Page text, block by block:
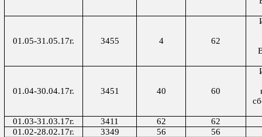
01.05-31.05.17г. 3455 4 62
01.04-30.04.17г. 3451 40 60
01.03-31.03.17г. 3411 62
62
01.02-28.02.17г.
3349 56
56